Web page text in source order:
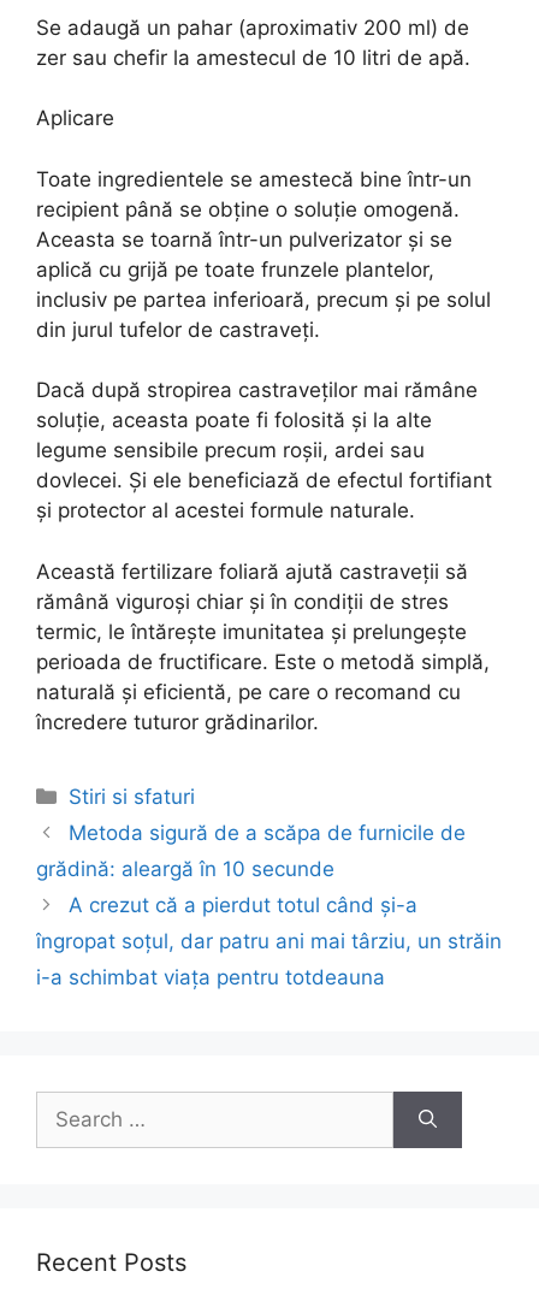
Se adaugă un pahar (aproximativ 200 ml) de
zer sau chefir la amestecul de 10 litri de apă.
Aplicare
Toate ingredientele se amestecă bine într-un
recipient până se obține o soluție omogenă.
Aceasta se toarnă într-un pulverizator și se
aplică cu grijă pe toate frunzele plantelor,
inclusiv pe partea inferioară, precum și pe solul
din jurul tufelor de castraveți.
Dacă după stropirea castraveților mai rămâne
soluție, aceasta poate fi folosită și la alte
legume sensibile precum roșii, ardei sau
dovlecei. Și ele beneficiază de efectul fortifiant
și protector al acestei formule naturale.
Această fertilizare foliară ajută castraveții să
rămână viguroși chiar și în condiții de stres
termic, le întărește imunitatea și prelungește
perioada de fructificare. Este o metodă simplă,
naturală și eficientă, pe care o recomand cu
încredere tuturor grădinarilor.
Categories
Stiri si sfaturi
Post
navigation
Metoda sigură de a scăpa de furnicile de
grădină: aleargă în 10 secunde
A crezut că a pierdut totul când și-a
îngropat soțul, dar patru ani mai târziu, un străin
i-a schimbat viața pentru totdeauna
for:
Recent Posts